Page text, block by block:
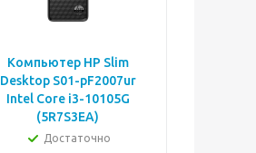
Компьютер HP Slim
Desktop S01-pF2007ur
Intel Core i3-10105G
(5R7S3EA)
Достаточно